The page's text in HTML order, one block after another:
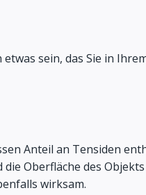
sein, das Sie in
Anteil an Tensiden
Oberfläche des
wirksam.